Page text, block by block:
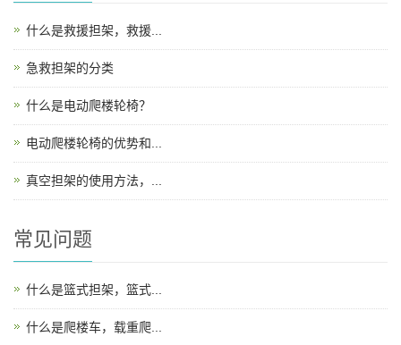
什么是救援担架，救援...
急救担架的分类
什么是电动爬楼轮椅？
电动爬楼轮椅的优势和...
真空担架的使用方法，...
常见问题
什么是篮式担架，篮式...
什么是爬楼车，载重爬...